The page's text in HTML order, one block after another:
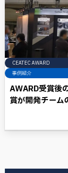
CEATEC AWARD
事例紹介
AWARD受賞後
賞が開発チーム